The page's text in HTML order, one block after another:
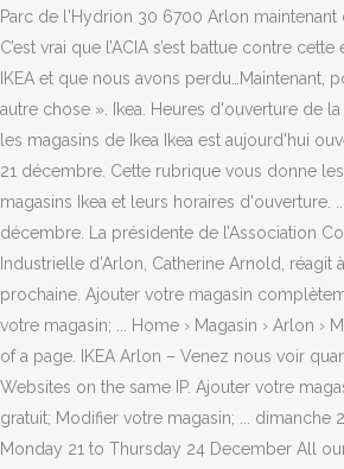
Parc de l'Hydrion 30 6700 Arlon maintenant
C’est vrai que l’ACIA s’est battue contre
IKEA et que nous avons perdu…Maintenant,
autre chose ». Ikea. Heures d'ouverture de
les magasins de Ikea Ikea est aujourd'hui
21 décembre. Cette rubrique vous donne
magasins Ikea et leurs horaires d'ouverture.
décembre. La présidente de l’Association
Industrielle d’Arlon, Catherine Arnold, réagit
prochaine. Ajouter votre magasin
votre magasin; ... Home › Magasin › Arlon ›
of a page. IKEA Arlon – Venez nous voir
Websites on the same IP. Ajouter votre
gratuit; Modifier votre magasin; ... dimanche
Monday 21 to Thursday 24 December All